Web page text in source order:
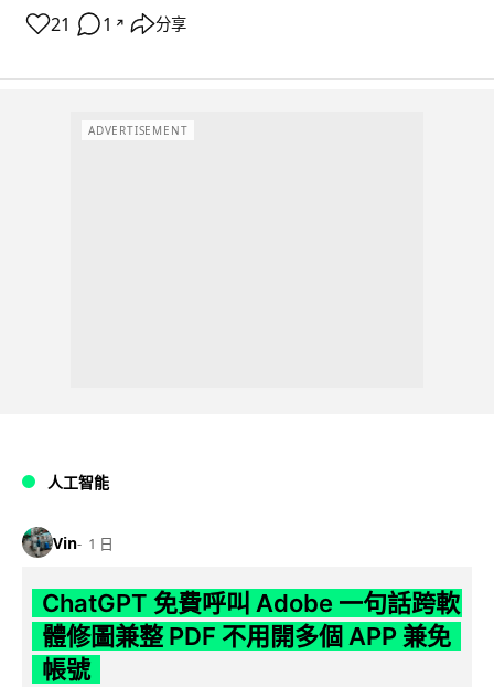
21 1 ↗ 分享
ADVERTISEMENT
人工智能
Vin 1 日
ChatGPT 免費呼叫 Adobe 一句話跨軟
體修圖兼整 PDF 不用開多個 APP 兼免
帳號